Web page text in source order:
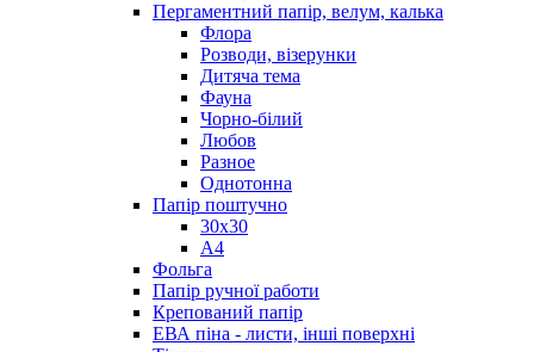
Пергаментний папір, велум, калька
Флора
Розводи, візерунки
Дитяча тема
Фауна
Чорно-білий
Любов
Разное
Однотонна
Папір поштучно
30х30
А4
Фольга
Папір ручної работи
Крепований папір
ЕВА піна - листи, інші поверхні